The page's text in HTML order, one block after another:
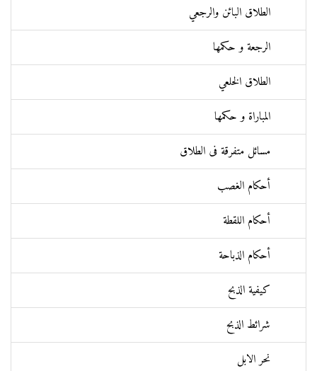
الطلاق البائن والرجعي
الرجعة و حكمها
الطلاق الخلعي
المباراة و حكمها
مسائل متفرقة فی الطلاق
أحكام الغصب
أحكام اللقطة
أحكام الذباحة
كيفية الذبح
شرائط الذبح
نحر الابل